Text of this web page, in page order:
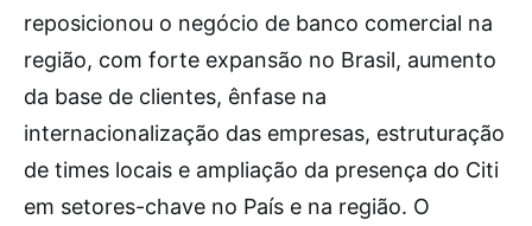
reposicionou o negócio de banco comercial na
região, com forte expansão no Brasil, aumento
da base de clientes, ênfase na
internacionalização das empresas, estruturação
de times locais e ampliação da presença do Citi
em setores-chave no País e na região. O